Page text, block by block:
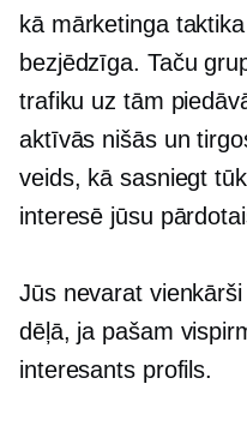
kā mārketinga
bezjēdzīga. Taču
trafiku uz tām
aktīvās nišās un
veids, kā sasniegt
interesē jūsu
Jūs nevarat
dēļā, ja pašam
interesants profils.